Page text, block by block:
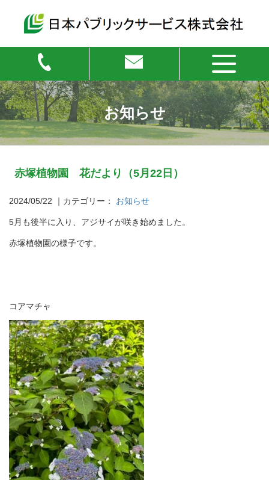
お知らせ
赤塚植物園 花だより（5月22日）
2024/05/22 ｜カテゴリー： お知らせ
5月も後半に入り、アジサイが咲き始めました。
赤塚植物園の様子です。
コアマチャ